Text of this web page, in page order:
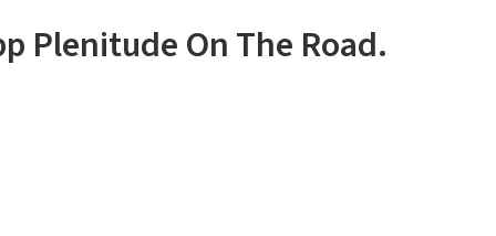
Plenitude On The Road.